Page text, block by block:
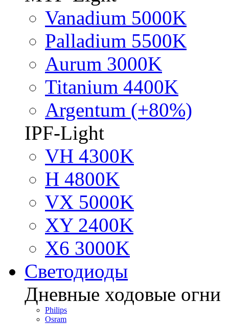
Vanadium 5000K
Palladium 5500K
Aurum 3000K
Titanium 4400K
Argentum (+80%)
IPF-Light
VH 4300K
H 4800K
VX 5000K
XY 2400K
X6 3000K
Светодиоды
Дневные ходовые огни
Philips
Osram